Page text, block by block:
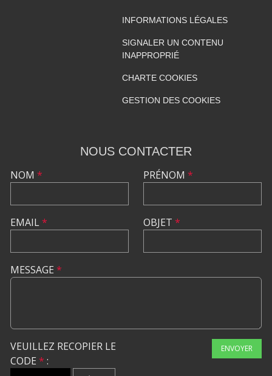
INFORMATIONS LÉGALES
SIGNALER UN CONTENU
INAPPROPRIÉ
CHARTE COOKIES
GESTION DES COOKIES
NOUS CONTACTER
NOM *
EMAIL*
PRÉNOM *
OBJET *
MESSAGE *
VEUILLEZ RECOPIER LE
CODE * :
ENVOYER